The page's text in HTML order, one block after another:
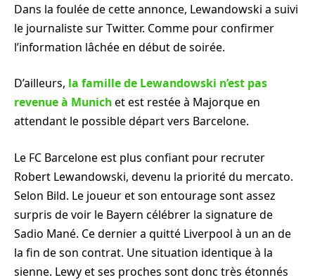
Dans la foulée de cette annonce, Lewandowski a suivi
le journaliste sur Twitter. Comme pour confirmer
l’information lâchée en début de soirée.
D’ailleurs, la famille de Lewandowski n’est pas
revenue à Munichet est restée à Majorque en
attendant le possible départ vers Barcelone.
Le FC Barcelone est plus confiant pour recruter
Robert Lewandowski, devenu la priorité du mercato.
Selon Bild. Le joueur et son entourage sont assez
surpris de voir le Bayern célébrer la signature de
Sadio Mané. Ce dernier a quitté Liverpool à un an de
la fin de son contrat. Une situation identique à la
sienne. Lewy et ses proches sont donc très étonnés